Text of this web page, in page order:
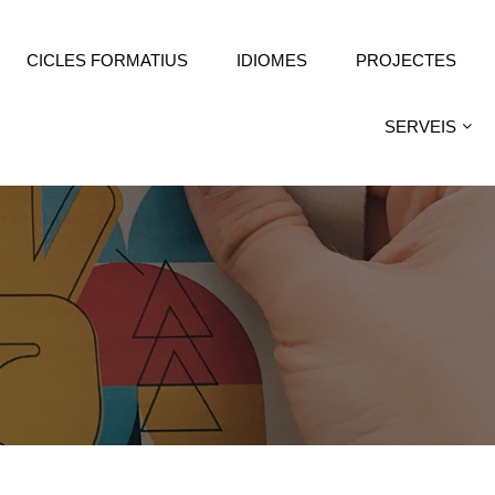
CICLES FORMATIUS IDIOMES PROJECTES
SERVEIS